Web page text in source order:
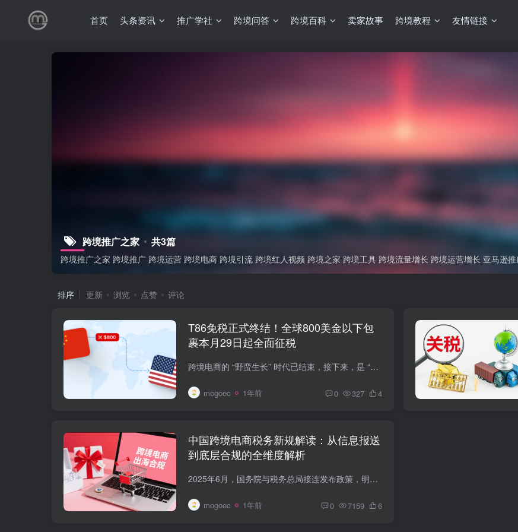
首页 头条资讯 推广学社 跨境问答 跨境百科 卖家故事 跨境教程 友情链接
跨境推广之家 共3篇
跨境推广之家 跨境推广 跨境运营 跨境电商 跨境引流 跨境红人视频 跨境之家 跨境工具 跨境流量增长 跨境运营增长 亚马逊
排序 更新 浏览 点赞 评论
T86免税正式终结！全球800美金以下包
裹本月29日起全面征税
跨境电商的 “野蛮生长” 时代已结束，接下来，是 “硬实力” 的比拼。谁能最快完成从 “赚差价” 到 “造价值” 的切换，谁就能在这场洗牌中活下来，甚至抢占对手退出后的市场空白。
mogoec 1年前 0 327 4
中国跨境电商税务新规解读：从信息报送
到底层合规的全维度解析
2025年6月，国务院与税务总局接连发布政策，明确将境外电商平台纳入涉税信息报送范围，打破了此前跨境卖家“境外经营即可避税”的认知误区。
mogoec 1年前 0 7159 6